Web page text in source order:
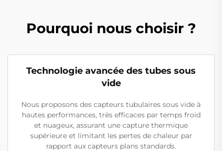
Pourquoi nous choisir ?
Technologie avancée des tubes sous
vide
Nous proposons des capteurs tubulaires sous vide à
hautes performances, très efficaces par temps froid
et nuageux, assurant une capture thermique
supérieure et limitant les pertes de chaleur par
rapport aux capteurs plans standards.